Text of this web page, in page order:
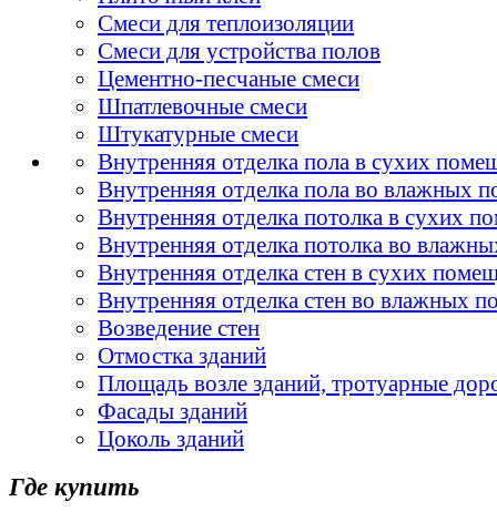
Смеси для теплоизоляции
Смеси для устройства полов
Цементно-песчаные смеси
Шпатлевочные смеси
Штукатурные смеси
Внутренняя отделка пола в сухих
Внутренняя отделка пола во влажных
Внутренняя отделка потолка в сухих
Внутренняя отделка потолка во
Внутренняя отделка стен в сухих
Внутренняя отделка стен во влажных
Возведение стен
Отмостка зданий
Площадь возле зданий, тротуарные
Фасады зданий
Цоколь зданий
Где купить